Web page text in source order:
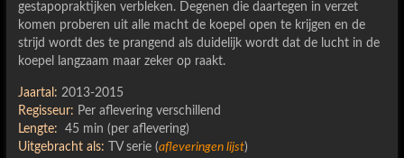
gestapopraktijken verbleken. Degenen die daartegen in verzet
komen proberen uit alle macht de koepel open te krijgen en de
strijd wordt des te prangend als duidelijk wordt dat de lucht in de
koepel langzaam maar zeker op raakt.
Jaartal: 2013-2015
Regisseur: Per aflevering verschillend
Lengte: 45 min (per aflevering)
Uitgebracht als: TV serie (afleveringen lijst)